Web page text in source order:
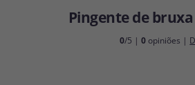
É a minha primeira
Pingente de
0/5 |0 opiniões |